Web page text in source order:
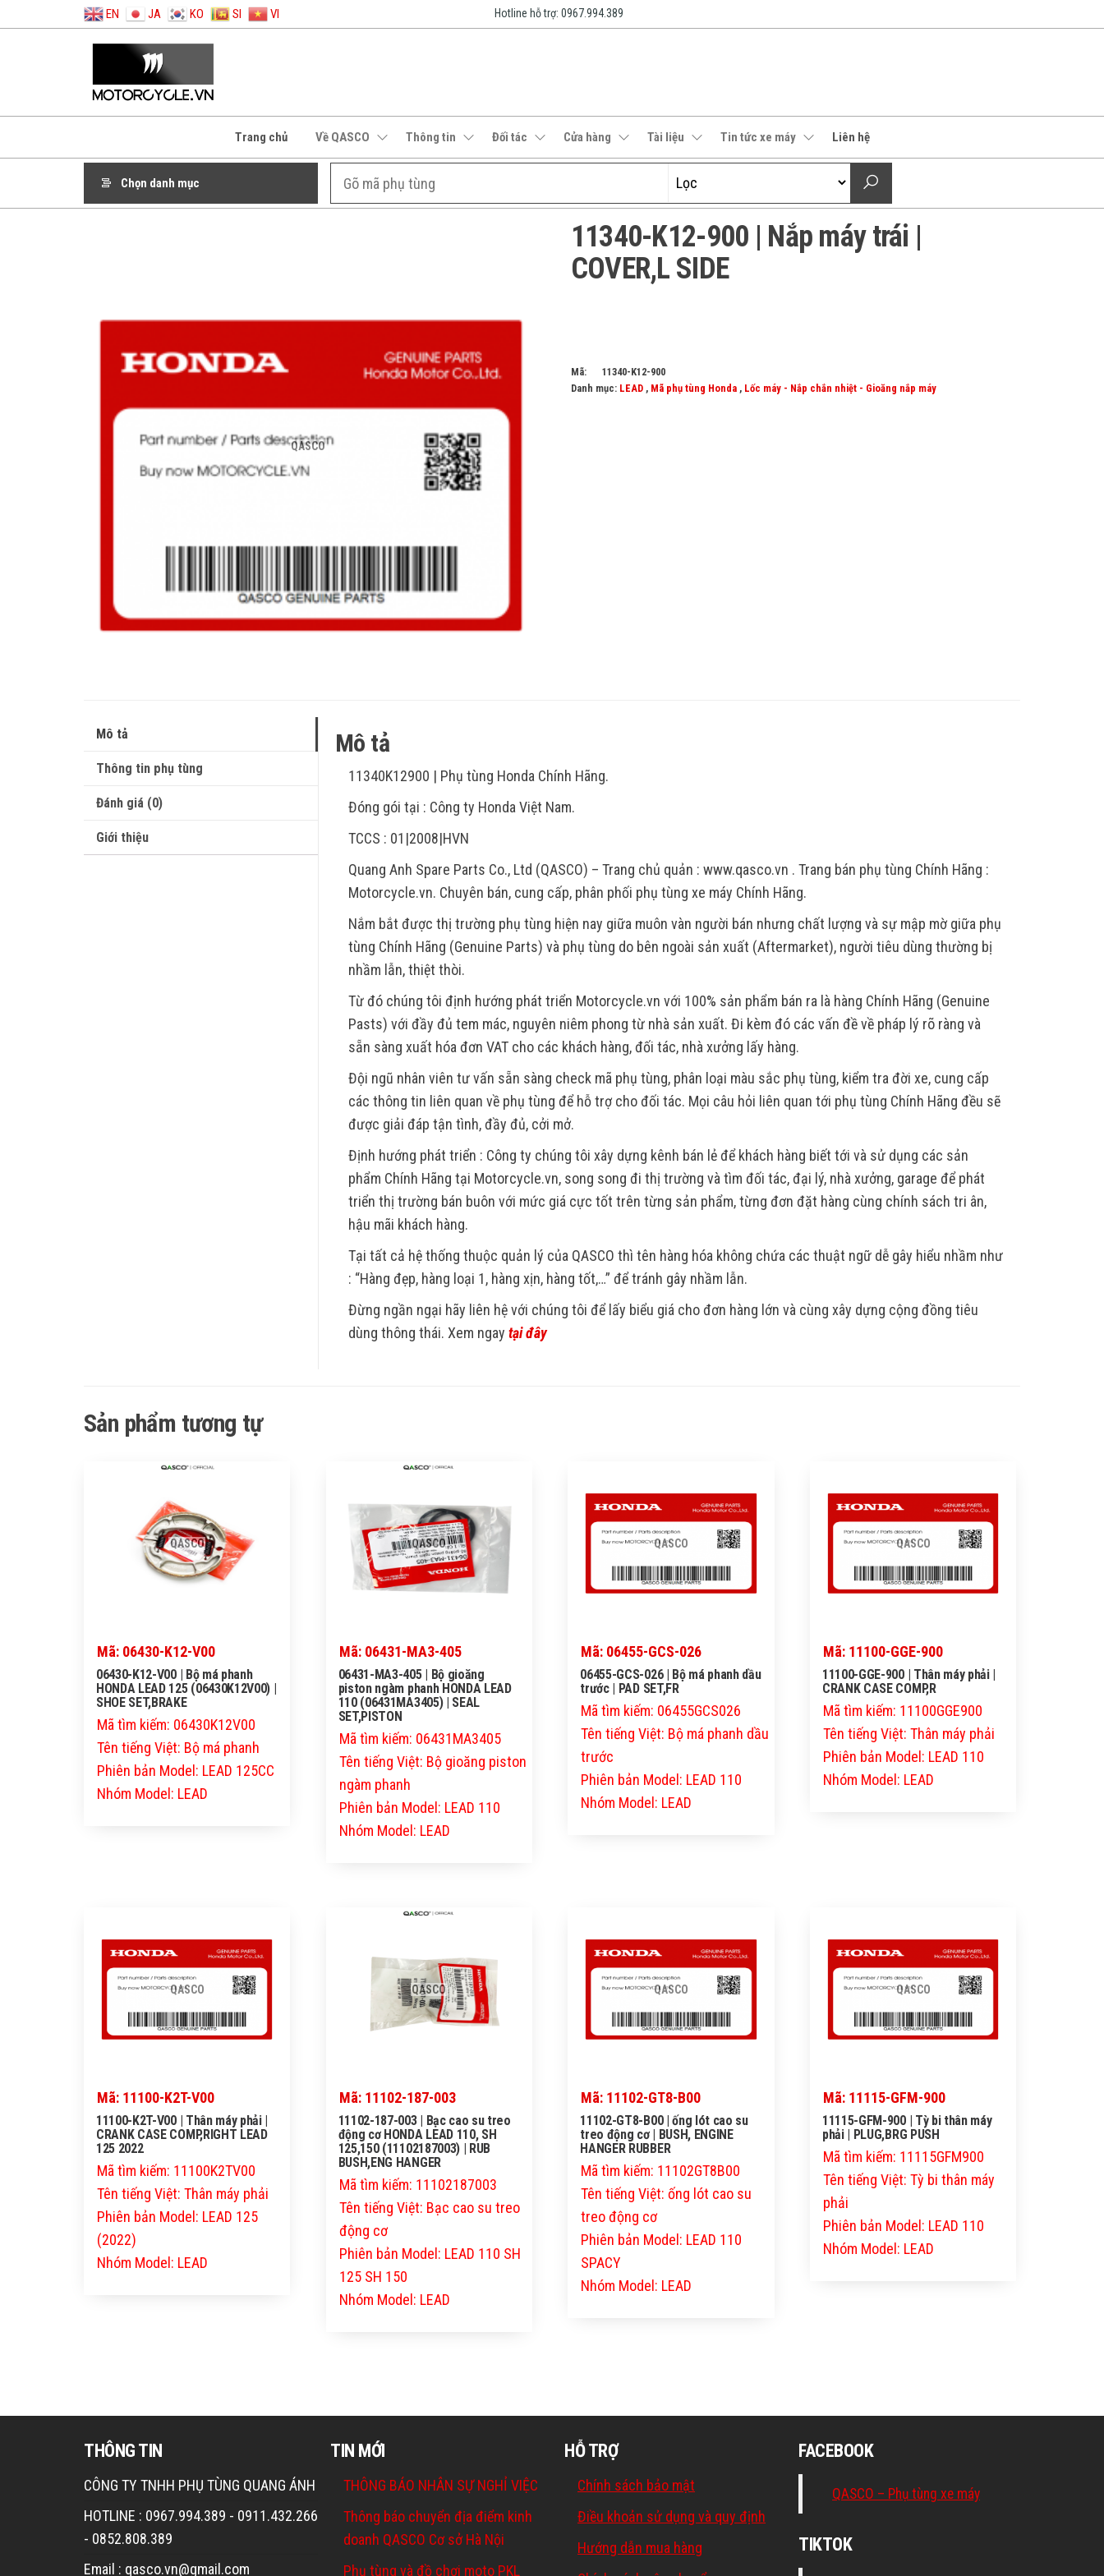
EN JA KO SI VI Hotline hỗ trợ: 0967.994.389
Trang chủ Về QASCO Thông tin Đối tác Cửa hàng Tài liệu Tin tức xe máy Liên hệ
Chọn danh mục
QASCO
11340-K12-900 | Nắp máy trái |
COVER,L SIDE
Mã:
11340-K12-900
Danh mục: LEAD, Mã phụ tùng Honda, Lốc máy - Nắp chắn nhiệt - Gioăng nắp máy
Mô tả
Thông tin phụ tùng
Đánh giá (0)
Giới thiệu
Mô tả
11340K12900 | Phụ tùng Honda Chính Hãng.
Đóng gói tại : Công ty Honda Việt Nam.
TCCS : 01|2008|HVN
Quang Anh Spare Parts Co., Ltd (QASCO) – Trang chủ quản : www.qasco.vn . Trang bán phụ tùng Chính Hãng :
Motorcycle.vn. Chuyên bán, cung cấp, phân phối phụ tùng xe máy Chính Hãng.
Nắm bắt được thị trường phụ tùng hiện nay giữa muôn vàn người bán nhưng chất lượng và sự mập mờ giữa phụ
tùng Chính Hãng (Genuine Parts) và phụ tùng do bên ngoài sản xuất (Aftermarket), người tiêu dùng thường bị
nhầm lẫn, thiệt thòi.
Từ đó chúng tôi định hướng phát triển Motorcycle.vn với 100% sản phẩm bán ra là hàng Chính Hãng (Genuine
Pasts) với đầy đủ tem mác, nguyên niêm phong từ nhà sản xuất. Đi kèm đó các vấn đề về pháp lý rõ ràng và
sẵn sàng xuất hóa đơn VAT cho các khách hàng, đối tác, nhà xưởng lấy hàng.
Đội ngũ nhân viên tư vấn sẵn sàng check mã phụ tùng, phân loại màu sắc phụ tùng, kiểm tra đời xe, cung cấp
các thông tin liên quan về phụ tùng để hỗ trợ cho đối tác. Mọi câu hỏi liên quan tới phụ tùng Chính Hãng đều sẽ
được giải đáp tận tình, đầy đủ, cởi mở.
Định hướng phát triển : Công ty chúng tôi xây dựng kênh bán lẻ để khách hàng biết tới và sử dụng các sản
phẩm Chính Hãng tại Motorcycle.vn, song song đi thị trường và tìm đối tác, đại lý, nhà xưởng, garage để phát
triển thị trường bán buôn với mức giá cực tốt trên từng sản phẩm, từng đơn đặt hàng cùng chính sách tri ân,
hậu mãi khách hàng.
Tại tất cả hệ thống thuộc quản lý của QASCO thì tên hàng hóa không chứa các thuật ngữ dễ gây hiểu nhầm như
: “Hàng đẹp, hàng loại 1, hàng xịn, hàng tốt,…” để tránh gây nhầm lẫn.
Đừng ngần ngại hãy liên hệ với chúng tôi để lấy biểu giá cho đơn hàng lớn và cùng xây dựng cộng đồng tiêu
dùng thông thái. Xem ngay tại đây
Sản phẩm tương tự
QASCO
Mã: 06430-K12-V00
06430-K12-V00 | Bộ má phanh
HONDA LEAD 125 (06430K12V00) |
SHOE SET,BRAKE
Mã tìm kiếm: 06430K12V00
Tên tiếng Việt: Bộ má phanh
Phiên bản Model: LEAD 125CC
Nhóm Model: LEAD
QASCO
Mã: 06431-MA3-405
06431-MA3-405 | Bộ gioăng
piston ngàm phanh HONDA LEAD
110 (06431MA3405) | SEAL
SET,PISTON
Mã tìm kiếm: 06431MA3405
Tên tiếng Việt: Bộ gioăng piston
ngàm phanh
Phiên bản Model: LEAD 110
Nhóm Model: LEAD
QASCO
Mã: 06455-GCS-026
06455-GCS-026 | Bộ má phanh dầu
trước | PAD SET,FR
Mã tìm kiếm: 06455GCS026
Tên tiếng Việt: Bộ má phanh dầu
trước
Phiên bản Model: LEAD 110
Nhóm Model: LEAD
QASCO
Mã: 11100-GGE-900
11100-GGE-900 | Thân máy phải |
CRANK CASE COMP,R
Mã tìm kiếm: 11100GGE900
Tên tiếng Việt: Thân máy phải
Phiên bản Model: LEAD 110
Nhóm Model: LEAD
QASCO
Mã: 11100-K2T-V00
11100-K2T-V00 | Thân máy phải |
CRANK CASE COMP,RIGHT LEAD
125 2022
Mã tìm kiếm: 11100K2TV00
Tên tiếng Việt: Thân máy phải
Phiên bản Model: LEAD 125
(2022)
Nhóm Model: LEAD
QASCO
Mã: 11102-187-003
11102-187-003 | Bạc cao su treo
động cơ HONDA LEAD 110, SH
125,150 (11102187003) | RUB
BUSH,ENG HANGER
Mã tìm kiếm: 11102187003
Tên tiếng Việt: Bạc cao su treo
động cơ
Phiên bản Model: LEAD 110 SH
125 SH 150
Nhóm Model: LEAD
QASCO
Mã: 11102-GT8-B00
11102-GT8-B00 | ống lót cao su
treo động cơ | BUSH, ENGINE
HANGER RUBBER
Mã tìm kiếm: 11102GT8B00
Tên tiếng Việt: ống lót cao su
treo động cơ
Phiên bản Model: LEAD 110
SPACY
Nhóm Model: LEAD
QASCO
Mã: 11115-GFM-900
11115-GFM-900 | Tỳ bi thân máy
phải | PLUG,BRG PUSH
Mã tìm kiếm: 11115GFM900
Tên tiếng Việt: Tỳ bi thân máy
phải
Phiên bản Model: LEAD 110
Nhóm Model: LEAD
THÔNG TIN
CÔNG TY TNHH PHỤ TÙNG QUANG ÁNH
HOTLINE : 0967.994.389 - 0911.432.266
- 0852.808.389
Email : qasco.vn@gmail.com
TIN MỚI
THÔNG BÁO NHÂN SỰ NGHỈ VIỆC
Thông báo chuyển địa điểm kinh
doanh QASCO Cơ sở Hà Nội
Phụ tùng và đồ chơi moto PKL
HỖ TRỢ
Chính sách bảo mật
Điều khoản sử dụng và quy định
Hướng dẫn mua hàng
FACEBOOK
QASCO – Phụ tùng xe máy
TIKTOK